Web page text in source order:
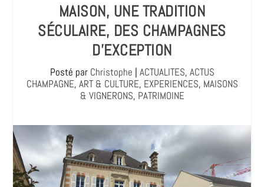
MAISON, UNE TRADITION
SÉCULAIRE, DES CHAMPAGNES
D’EXCEPTION
Posté par Christophe | ACTUALITES, ACTUS
CHAMPAGNE, ART & CULTURE, EXPERIENCES, MAISONS
& VIGNERONS, PATRIMOINE